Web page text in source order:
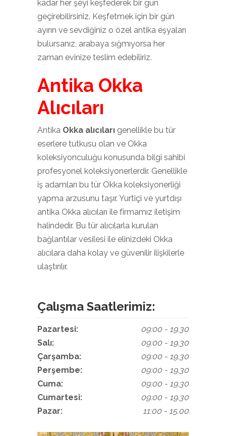
kadar her şeyi keşfederek bir gün
geçirebilirsiniz. Keşfetmek için bir gün
ayırın ve sevdiğiniz o özel antika eşyaları
bulursanız, arabaya sığmıyorsa her
zaman evinize teslim edebiliriz.
Antika Okka
Alıcıları
Antika Okka alıcıları genellikle bu tür
eserlere tutkusu olan ve Okka
koleksiyonculuğu konusunda bilgi sahibi
profesyonel koleksiyonerlerdir. Genellikle
iş adamları bu tür Okka koleksiyonerliği
yapma arzusunu taşır. Yurtiçi ve yurtdışı
antika Okka alıcıları ile firmamız iletişim
halindedir. Bu tür alıcılarla kurulan
bağlantılar vesilesi ile elinizdeki Okka
alıcılara daha kolay ve güvenilir ilişkilerle
ulaştırılır.
Çalışma Saatlerimiz:
Pazartesi:
Salı:
Çarşamba:
Perşembe:
Cuma:
Cumartesi:
Pazar:
09:00 - 19.30
09:00 - 19.30
09:00 - 19.30
09:00 - 19.30
09:00 - 19.30
09:00 - 19.30
11:00 - 15.00